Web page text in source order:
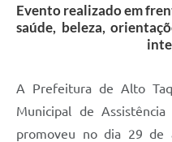
Evento realizado em
saúde, beleza,
A Prefeitura de Alto
Municipal de Assistência
promoveu no dia 29 de